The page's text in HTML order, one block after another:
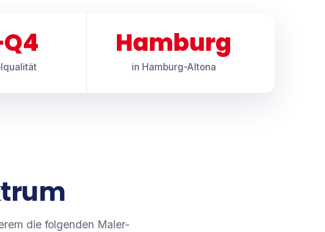
Hamburg
in Hamburg-Altona
die folgenden Maler-